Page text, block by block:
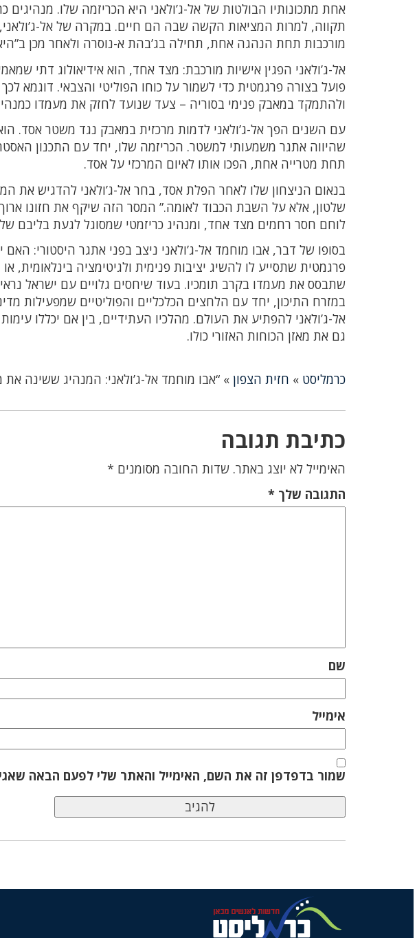
אחת מתכונותיו הבולטות של אל-ג’ולאני היא הכריזמה שלו. מנהיגים
תקווה, למרות המציאות הקשה שבה הם חיים. במקרה של אל-
מורכבות תחת הנהגה אחת, תחילה בג’בהת א-נוסרה ולאחר מכן
אל-ג’ולאני הפגין אישיות מורכבת: מצד אחד, הוא אידיאולוג דתי
פועל בצורה פרגמטית כדי לשמור על כוחו הפוליטי והצבאי. דוגמא
ולהתמקד במאבק פנימי בסוריה – צעד שנועד לחזק את מעמדו
עם השנים הפך אל-ג’ולאני לדמות מרכזית במאבק נגד משטר אסד.
שהיווה אתגר משמעותי למשטר. הכריזמה שלו, יחד עם התכנון
תחת מטרייה אחת, הפכו אותו לאיום המרכזי על אסד.
בנאום הניצחון שלו לאחר הפלת אסד, בחר אל-ג’ולאני להדגיש את
שלטון, אלא על השבת הכבוד לאומה.” המסר הזה שיקף את חזונו
לוחם חסר רחמים מצד אחד, ומנהיג כריזמטי שמסוגל לגעת בליבם
בסופו של דבר, אבו מוחמד אל-ג’ולאני ניצב בפני אתגר היסטורי:
פרגמטית שתסייע לו להשיג יציבות פנימית ולגיטימציה בינלאומית,
שתבסס את מעמדו בקרב תומכיו. בעוד שיחסים גלויים עם ישראל
במזרח התיכון, יחד עם הלחצים הכלכליים והפוליטיים שמפעילות
אל-ג’ולאני להפתיע את העולם. מהלכיו העתידיים, בין אם יכללו
גם את מאזן הכוחות האזורי כולו.
כרמליסט » חזית הצפון »“אבו מוחמד אל-ג’ולאני: המנהיג ששינה את
כתיבת תגובה
האימייל לא יוצג באתר. שדות החובה מסומנים *
התגובה שלך*
שם
אימייל
שמור בדפדפן זה את השם, האימייל והאתר שלי לפעם הבאה